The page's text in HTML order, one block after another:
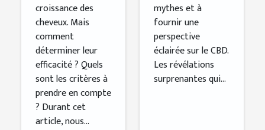
croissance des
cheveux. Mais
comment
déterminer leur
efficacité ? Quels
sont les critères à
prendre en compte
? Durant cet
article, nous...
mythes et à
fournir une
perspective
éclairée sur le CBD.
Les révélations
surprenantes qui...